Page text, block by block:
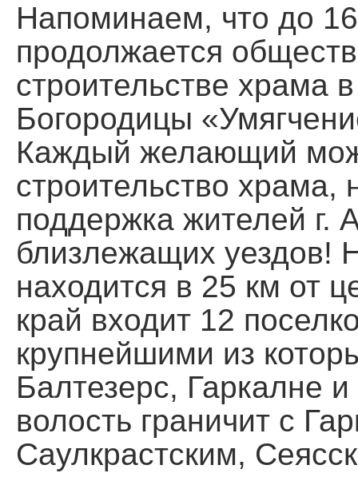
Напоминаем, что до
продолжается
строительстве храма
Богородицы
Каждый желающий
строительство храма,
поддержка жителей г.
близлежащих уездов!
находится в 25 км от
край входит 12
крупнейшими из
Балтезерс, Гаркалне
волость граничит с
Саулкрастским,